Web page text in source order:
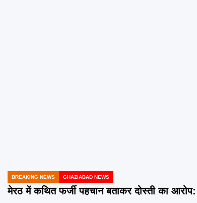
POSTED
IN
BREAKING NEWS GHAZIABAD NEWS
मेरठ में कथित फर्जी पहचान बताकर दोस्ती का